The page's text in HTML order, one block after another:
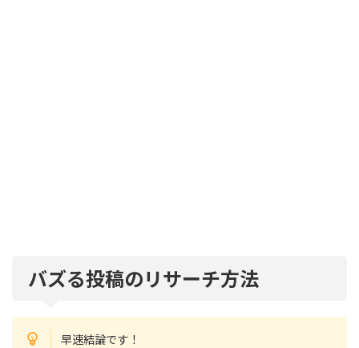
バズる投稿のリサーチ方法
早速結論です！